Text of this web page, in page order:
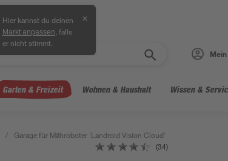
Hier kannst du deinen
Markt anpassen , falls
er nicht stimmt.
✕
Garten & Freizeit Wohnen & Haushalt Wissen &
/ Garage für Mähroboter 'Landroid Vision Cloud'
(34)